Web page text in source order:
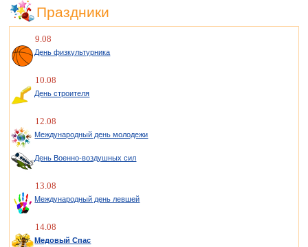
Праздники
9.08
День физкультурника
10.08
День строителя
12.08
Международный день молодежи
День Военно-воздушных сил
13.08
Международный день левшей
14.08
Медовый Спас